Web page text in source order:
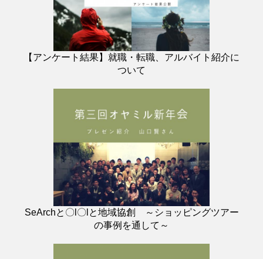
【アンケート結果】就職・転職、アルバイト紹介に
ついて
SeArchと〇l〇lと地域協創 ～ショッピングツアー
の事例を通して～